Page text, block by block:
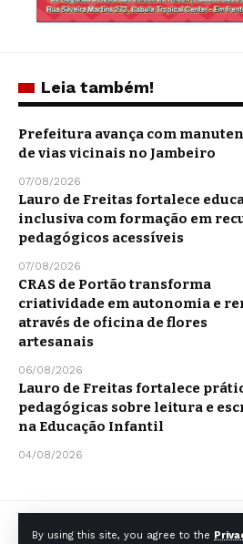
By using this site, you agree to the
Leia também!
Prefeitura avança com
de vias vicinais no Jambeiro
07/08/2026
Lauro de Freitas fortalece
inclusiva com formação em
pedagógicos acessíveis
07/08/2026
CRAS de Portão transforma
criatividade em autonomia e
através de oficina de flores
artesanais
06/08/2026
Lauro de Freitas fortalece
pedagógicas sobre leitura e
na Educação Infantil
04/08/2026